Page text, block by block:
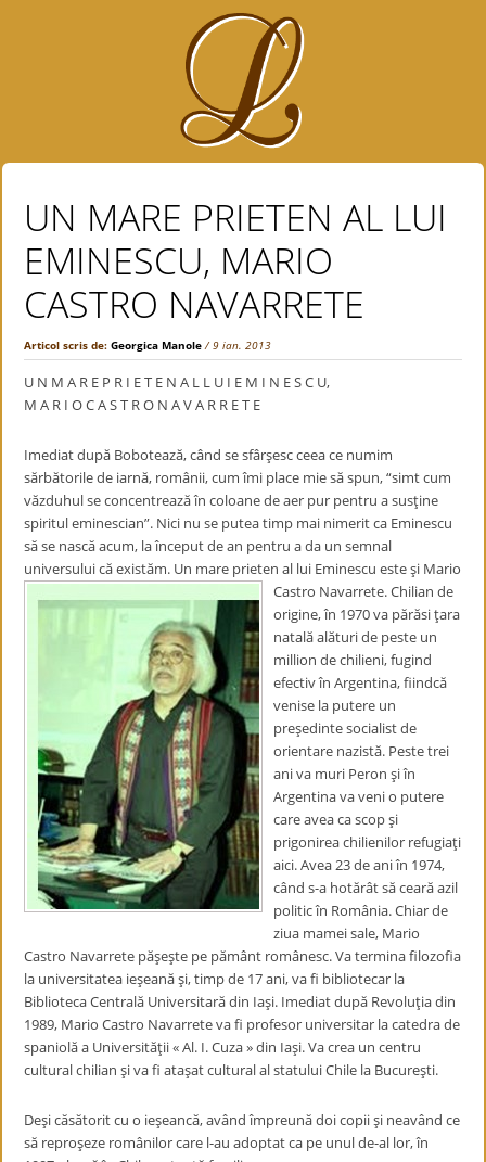
UN MARE PRIETEN AL LUI
EMINESCU, MARIO
CASTRO NAVARRETE
Articol scris de:Georgica Manole / 9 ian. 2013
U N M A R E P R I E T E N A L L U I E M I N E S C U,
M A R I O C A S T R O N A V A R R E T E
Imediat după Bobotează, când se sfârşesc ceea ce numim
sărbătorile de iarnă, românii, cum îmi place mie să spun, “simt cum
văzduhul se concentrează în coloane de aer pur pentru a susţine
spiritul eminescian”. Nici nu se putea timp mai nimerit ca Eminescu
să se nască acum, la început de an pentru a da un semnal
universului că existăm. Un mare prieten al lui Eminescu este şi Mario
Castro Navarrete. Chilian de
origine, în 1970 va părăsi ţara
natală alături de peste un
million de chilieni, fugind
efectiv în Argentina, fiindcă
venise la putere un
preşedinte socialist de
orientare nazistă. Peste trei
ani va muri Peron şi în
Argentina va veni o putere
care avea ca scop şi
prigonirea chilienilor refugiaţi
aici. Avea 23 de ani în 1974,
când s-a hotărât să ceară azil
politic în România. Chiar de
ziua mamei sale, Mario
Castro Navarrete păşeşte pe pământ românesc. Va termina filozofia
la universitatea ieşeană şi, timp de 17 ani, va fi bibliotecar la
Biblioteca Centrală Universitară din Iaşi. Imediat după Revoluţia din
1989, Mario Castro Navarrete va fi profesor universitar la catedra de
spaniolă a Universităţii « Al. I. Cuza » din Iaşi. Va crea un centru
cultural chilian şi va fi ataşat cultural al statului Chile la Bucureşti.
Deşi căsătorit cu o ieşeancă, având împreună doi copii şi neavând ce
să reproşeze românilor care l-au adoptat ca pe unul de-al lor, în